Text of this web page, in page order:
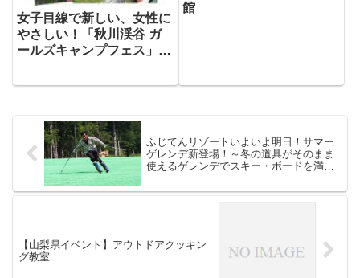
女子目線で新しい、女性に
やさしい！「秋川渓谷 ガ
ールズキャンプフェス」開
館
ふじてんリゾートいよいよ明日！サマー
ゲレンデ新登場！～冬の道具がそのまま
使えるゲレンデでスキー・ボードを満
【山梨県イベント】アウトドアクッキン
グ教室